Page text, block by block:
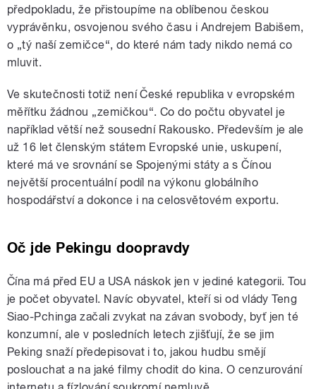
předpokladu, že přistoupíme na oblíbenou českou
vyprávěnku, osvojenou svého času i Andrejem Babišem,
o „tý naší zemičce“, do které nám tady nikdo nemá co
mluvit.
Ve skutečnosti totiž není České republika v evropském
měřítku žádnou „zemičkou“. Co do počtu obyvatel je
například větší než sousední Rakousko. Především je ale
už 16 let členským státem Evropské unie, uskupení,
které má ve srovnání se Spojenými státy a s Čínou
největší procentuální podíl na výkonu globálního
hospodářství a dokonce i na celosvětovém exportu.
Oč jde Pekingu doopravdy
Čína má před EU a USA náskok jen v jediné kategorii. Tou
je počet obyvatel. Navíc obyvatel, kteří si od vlády Teng
Siao-Pchinga začali zvykat na závan svobody, byť jen té
konzumní, ale v posledních letech zjišťují, že se jim
Peking snaží předepisovat i to, jakou hudbu smějí
poslouchat a na jaké filmy chodit do kina. O cenzurování